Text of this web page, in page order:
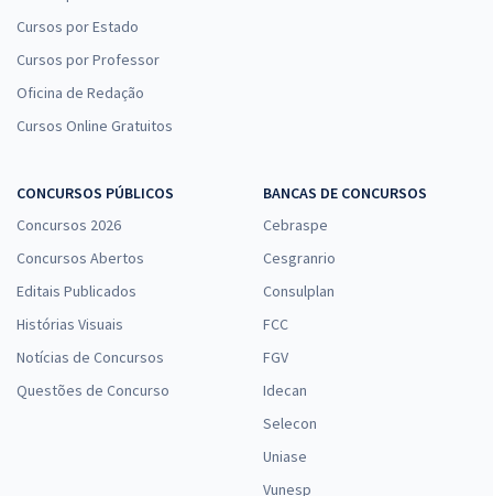
Cursos por Estado
Cursos por Professor
Oficina de Redação
Cursos Online Gratuitos
CONCURSOS PÚBLICOS
Concursos 2026
Concursos Abertos
Editais Publicados
Histórias Visuais
Notícias de Concursos
Questões de Concurso
BANCAS DE CONCURSOS
Cebraspe
Cesgranrio
Consulplan
FCC
FGV
Idecan
Selecon
Uniase
Vunesp